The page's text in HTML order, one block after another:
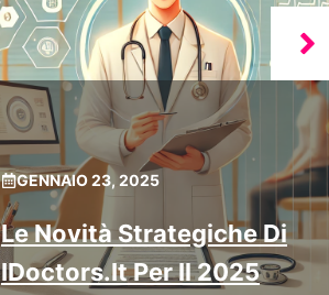
GENNAIO 23, 2025
Le Novità Strategiche Di
IDoctors.it Per Il 2025